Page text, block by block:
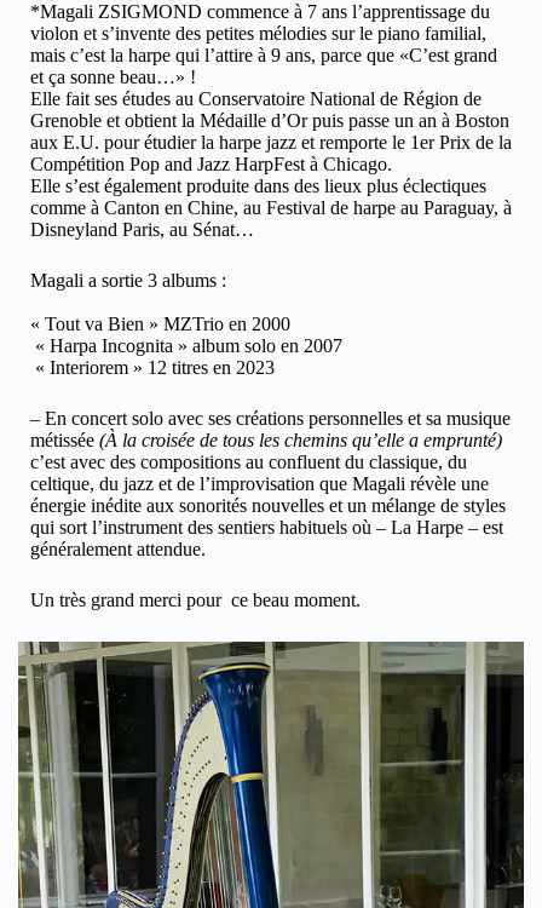
*Magali ZSIGMOND commence à 7 ans l’apprentissage du
violon et s’invente des petites mélodies sur le piano familial,
mais c’est la harpe qui l’attire à 9 ans, parce que «C’est grand
et ça sonne beau…» !
Elle fait ses études au Conservatoire National de Région de
Grenoble et obtient la Médaille d’Or puis passe un an à Boston
aux E.U. pour étudier la harpe jazz et remporte le 1er Prix de la
Compétition Pop and Jazz HarpFest à Chicago.
Elle s’est également produite dans des lieux plus éclectiques
comme à Canton en Chine, au Festival de harpe au Paraguay, à
Disneyland Paris, au Sénat…
Magali a sortie 3 albums :
« Tout va Bien » MZTrio en 2000
« Harpa Incognita » album solo en 2007
« Interiorem » 12 titres en 2023
– En concert solo avec ses créations personnelles et sa musique
métissée (À la croisée de tous les chemins qu’elle a emprunté)
c’est avec des compositions au confluent du classique, du
celtique, du jazz et de l’improvisation que Magali révèle une
énergie inédite aux sonorités nouvelles et un mélange de styles
qui sort l’instrument des sentiers habituels où – La Harpe – est
généralement attendue.
Un très grand merci pour ce beau moment.